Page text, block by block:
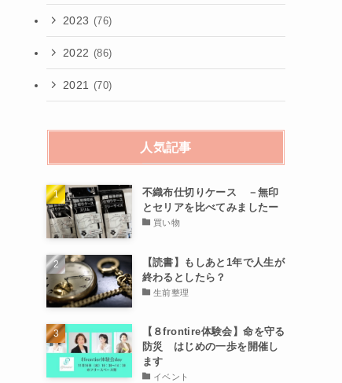
2023 (76)
2022 (86)
2021 (70)
人気記事
不織布仕切りケース －無印
とセリアを比べてみましたー
買い物
【読書】もしあと1年で人生が
終わるとしたら？
生前整理
【８frontire体験会】命を守る
防災 はじめの一歩を開催し
ます
イベント